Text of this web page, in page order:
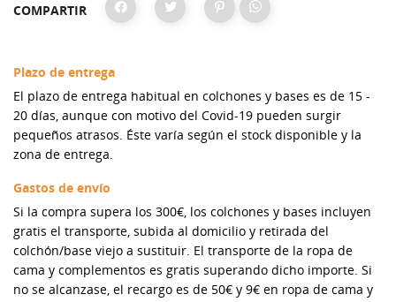
COMPARTIR
Plazo de entrega
El plazo de entrega habitual en colchones y bases es de 15 -
20 días, aunque con motivo del Covid-19 pueden surgir
pequeños atrasos. Éste varía según el stock disponible y la
zona de entrega.
Gastos de envío
Si la compra supera los 300€, los colchones y bases incluyen
gratis el transporte, subida al domicilio y retirada del
colchón/base viejo a sustituir. El transporte de la ropa de
cama y complementos es gratis superando dicho importe. Si
no se alcanzase, el recargo es de 50€ y 9€ en ropa de cama y